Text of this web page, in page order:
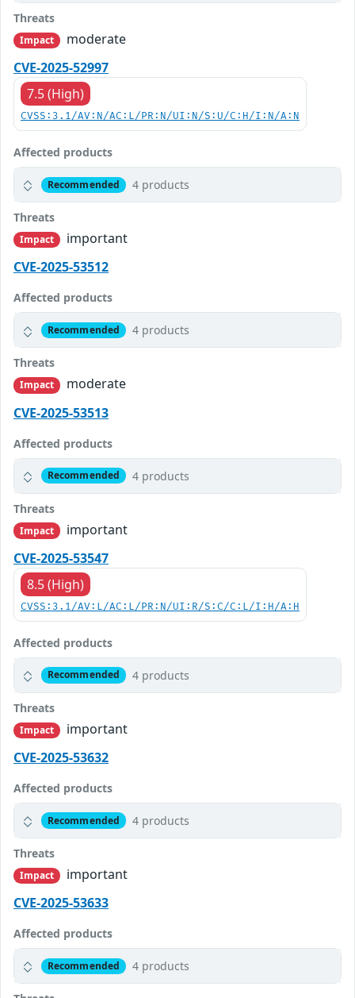
Threats
Impact
moderate
CVE-2025-52997
7.5 (High)
CVSS:3.1/AV:N/AC:L/PR:N/UI:N/S:U/C:H/I:N/A:N
Affected products
Recommended 4 products
Threats
Impact
important
CVE-2025-53512
Affected products
Recommended 4 products
Threats
Impact
moderate
CVE-2025-53513
Affected products
Recommended 4 products
Threats
Impact
important
CVE-2025-53547
8.5 (High)
CVSS:3.1/AV:L/AC:L/PR:N/UI:R/S:C/C:L/I:H/A:H
Affected products
Recommended 4 products
Threats
Impact
important
CVE-2025-53632
Affected products
Recommended 4 products
Threats
Impact
important
CVE-2025-53633
Affected products
Recommended 4 products